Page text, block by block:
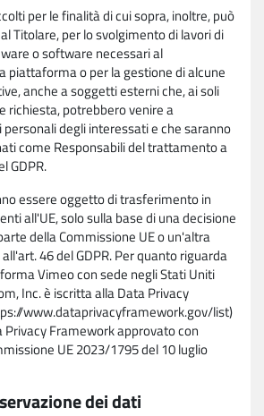
per le finalità di cui sopra, inoltre, può
Titolare, per lo svolgimento di lavori di
o software necessari al
piattaforma o per la gestione di alcune
anche a soggetti esterni che, ai soli
richiesta, potrebbero venire a
degli interessati e che saranno
come Responsabili del trattamento a
GDPR.
essere oggetto di trasferimento in
all'UE, solo sulla base di una decisione
della Commissione UE o un'altra
46 del GDPR. Per quanto riguarda
Vimeo con sede negli Stati Uniti
Inc. è iscritta alla Data Privacy
www.dataprivacyframework.gov/list)
Privacy Framework approvato con
UE 2023/1795 del 10 luglio
dei dati